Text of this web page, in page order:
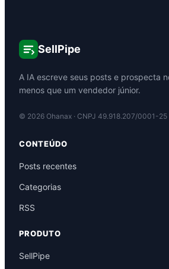
SellPipe
A IA escreve seus posts e prospecta
menos que um vendedor júnior.
© 2026 Ohanax · CNPJ 49.918.207/0001-25
CONTEÚDO
Posts recentes
Categorias
RSS
PRODUTO
SellPipe